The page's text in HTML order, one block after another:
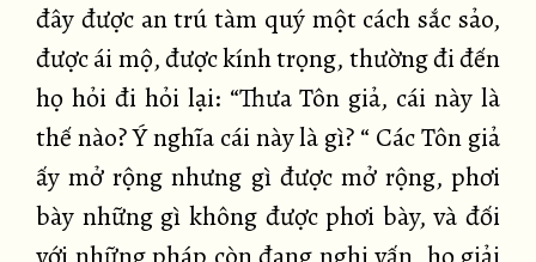
đây được an trú tàm quý một cách sắc sảo,
được ái mộ, được kính trọng, thường đi đến
họ hỏi đi hỏi lại: “Thưa Tôn giả, cái này là
thế nào? Ý nghĩa cái này là gì? “ Các Tôn giả
ấy mở rộng nhưng gì được mở rộng, phơi
bày những gì không được phơi bày, và đối